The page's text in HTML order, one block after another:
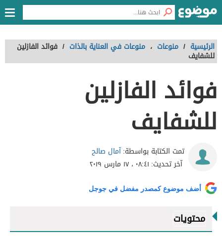
الرئيسية / منوعات ، منوعات في العناية بالذات / فوائد الفازلين
للشفايف
فوائد الفازلين
للشفايف
تمت الكتابة بواسطة:آمال صالح
آخر تحديث: ٠٨:٤١ ، ١٧ مارس ٢٠١٩
أضف موضوع كمصدر مفضل في جوجل
محتويات